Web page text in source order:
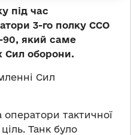
під час
3-го полку ССО
90, який саме
Сил оборони.
Сил
тактичної
Танк було